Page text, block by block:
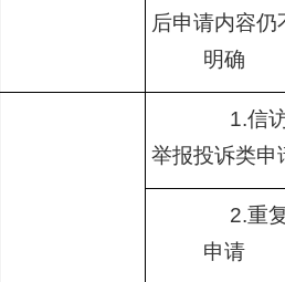
后申请内容仍
明确
1.信
举报投诉类申
2.重
申请